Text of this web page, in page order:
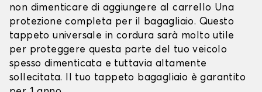
non dimenticare di aggiungere al carrello Una
protezione completa per il bagagliaio. Questo
tappeto universale in cordura sarà molto utile
per proteggere questa parte del tuo veicolo
spesso dimenticata e tuttavia altamente
sollecitata. Il tuo tappeto bagagliaio è garantito